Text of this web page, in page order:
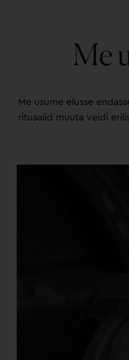
Me
Me usume elusse
rituaalid muuta veidi